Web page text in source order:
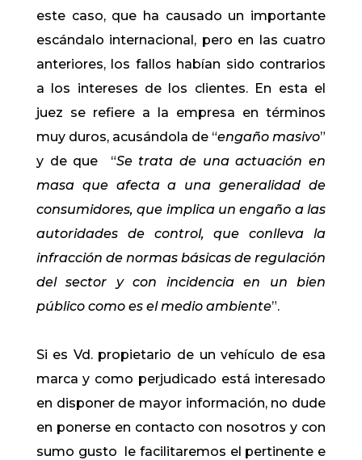
este caso, que ha causado un importante
escándalo internacional, pero en las cuatro
anteriores, los fallos habían sido contrarios
a los intereses de los clientes. En esta el
juez se refiere a la empresa en términos
muy duros, acusándola de “engaño masivo”
y de que “Se trata de una actuación en
masa que afecta a una generalidad de
consumidores, que implica un engaño a las
autoridades de control, que conlleva la
infracción de normas básicas de regulación
del sector y con incidencia en un bien
público como es el medio ambiente”.
Si es Vd. propietario de un vehículo de esa
marca y como perjudicado está interesado
en disponer de mayor información, no dude
en ponerse en contacto con nosotros y con
sumo gusto le facilitaremos el pertinente e